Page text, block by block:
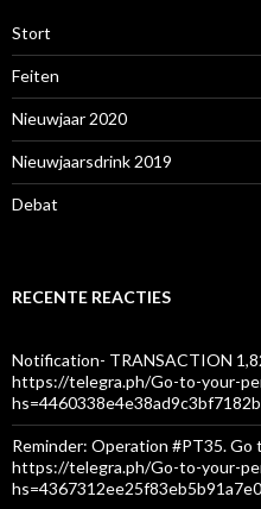
Stort
Feiten
Nieuwjaar 2020
Nieuwjaarsdrink 2019
Debat
RECENTE REACTIES
Notification- TRANSACTION
https://telegra.ph/Go-to-your-
Reminder: Operation #PT35.
https://telegra.ph/Go-to-your-